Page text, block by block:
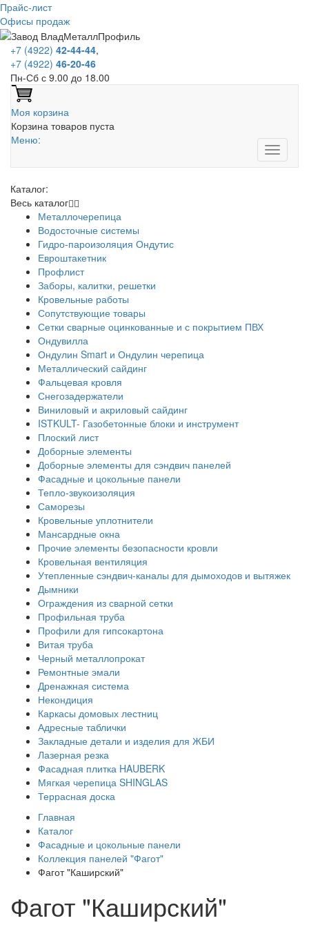
Прайс-лист
Офисы продаж
+7 (4922) 42-44-44,
+7 (4922) 46-20-46
Пн-Сб с 9.00 до 18.00
Моя корзина
Корзина товаров пуста
Меню:
Каталог:
Весь каталог
Металлочерепица
Водосточные системы
Гидро-пароизоляция Ондутис
Евроштакетник
Профлист
Заборы, калитки, решетки
Кровельные работы
Сопутствующие товары
Сетки сварные оцинкованные и с покрытием ПВХ
Ондувилла
Ондулин Smart и Ондулин черепица
Металлический сайдинг
Фальцевая кровля
Снегозадержатели
Виниловый и акриловый сайдинг
ISTKULT- Газобетонные блоки и инструмент
Плоский лист
Доборные элементы
Доборные элементы для сэндвич панелей
Фасадные и цокольные панели
Тепло-звукоизоляция
Саморезы
Кровельные уплотнители
Мансардные окна
Прочие элементы безопасности кровли
Кровельная вентиляция
Утепленные сэндвич-каналы для дымоходов и вытяжек
Дымники
Ограждения из сварной сетки
Профильная труба
Профили для гипсокартона
Витая труба
Черный металлопрокат
Ремонтные эмали
Дренажная система
Некондиция
Каркасы домовых лестниц
Адресные таблички
Закладные детали и изделия для ЖБИ
Лазерная резка
Фасадная плитка HAUBERK
Мягкая черепица SHINGLAS
Террасная доска
Главная
Каталог
Фасадные и цокольные панели
Коллекция панелей "Фагот"
Фагот "Каширский"
Фагот "Каширский"